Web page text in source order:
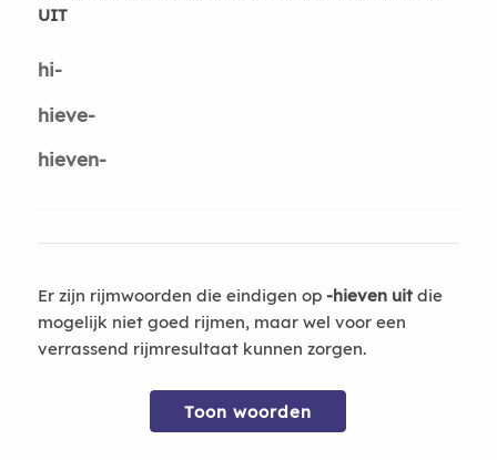
UIT
hi-
hieve-
hieven-
Er zijn rijmwoorden die eindigen op -hieven uitdie
mogelijk niet goed rijmen, maar wel voor een
verrassend rijmresultaat kunnen zorgen.
Toon woorden